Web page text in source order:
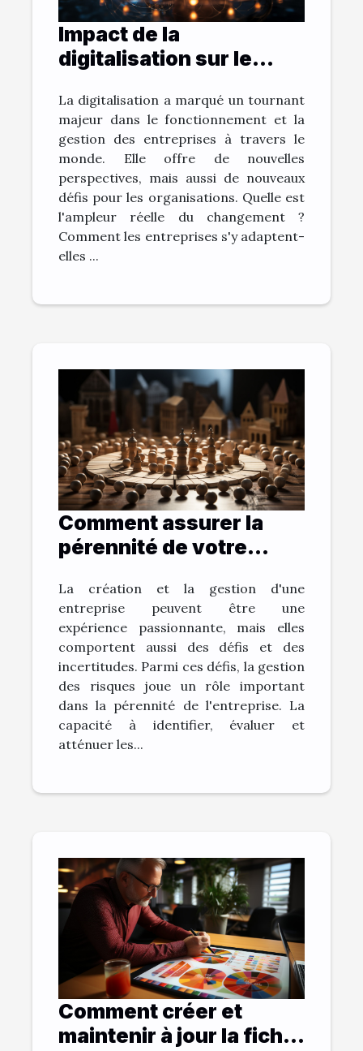
Impact de la
digitalisation sur le
La digitalisation a marqué un tournant
majeur dans le fonctionnement et la
gestion des entreprises à travers le
monde. Elle offre de nouvelles
perspectives, mais aussi de nouveaux
défis pour les organisations. Quelle est
l'ampleur réelle du changement ?
Comment les entreprises s'y adaptent-
elles ...
Comment assurer la
pérennité de votre
gestion des risques ?
La création et la gestion d'une
entreprise peuvent être une
expérience passionnante, mais elles
comportent aussi des défis et des
incertitudes. Parmi ces défis, la gestion
des risques joue un rôle important
dans la pérennité de l'entreprise. La
capacité à identifier, évaluer et
atténuer les...
Comment créer et
maintenir à jour la fiche